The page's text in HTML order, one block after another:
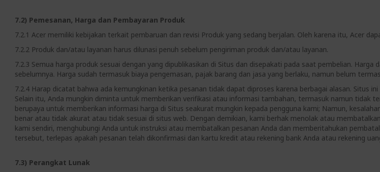
7.2) Pemesanan, Harga dan Pembayaran Produk
7.2.1 Acer memiliki kebijakan terkait pembaruan dan revisi Produk yang sedang berjalan. Oleh karena itu, Acer
7.2.2 Produk dan/atau layanan harus dilunasi penuh sebelum pengiriman produk dan/atau layanan.
7.2.3 Semua harga produk sesuai dengan yang dipublikasikan di Situs dan disepakati pada saat pembelian.
sebelumnya. Harga sudah termasuk biaya pengemasan, pajak barang dan jasa yang berlaku, namun belum
7.2.4 Harap dicatat bahwa ada kemungkinan ketika pesanan tidak dapat diproses karena berbagai alasan. Situs
Selain itu, Anda mungkin diminta untuk memberikan verifikasi atau informasi tambahan, termasuk namun tidak
berupaya untuk memberikan informasi harga di Situs seakurat mungkin kepada pengguna kami; Namun,
benar atau tidak akurat atau tidak sesuai di situs web. Dengan demikian, kami berhak menolak atau
kami sendiri, menghubungi Anda untuk instruksi atau membatalkan pesanan Anda dan memberitahukan
tersebut, terlepas apakah pesanan telah dikonfirmasi dan kartu kredit atau rekening bank Anda atau rekening
7.3) Perangkat Lunak